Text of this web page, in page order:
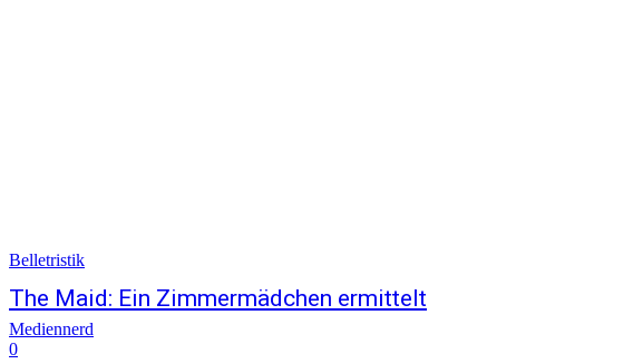
Belletristik
The Maid: Ein Zimmermädchen ermittelt
Mediennerd
0